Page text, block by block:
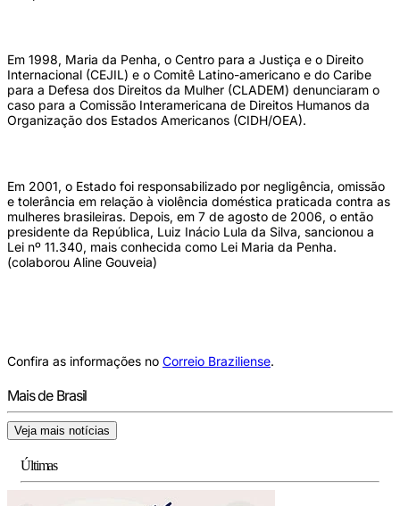
Em 1998, Maria da Penha, o Centro para a Justiça e o Direito
Internacional (CEJIL) e o Comitê Latino-americano e do Caribe
para a Defesa dos Direitos da Mulher (CLADEM) denunciaram o
caso para a Comissão Interamericana de Direitos Humanos da
Organização dos Estados Americanos (CIDH/OEA).
Em 2001, o Estado foi responsabilizado por negligência, omissão
e tolerância em relação à violência doméstica praticada contra as
mulheres brasileiras. Depois, em 7 de agosto de 2006, o então
presidente da República, Luiz Inácio Lula da Silva, sancionou a
Lei nº 11.340, mais conhecida como Lei Maria da Penha.
(colaborou Aline Gouveia)
Confira as informações no Correio Braziliense.
Mais de Brasil
Veja mais notícias
Últimas